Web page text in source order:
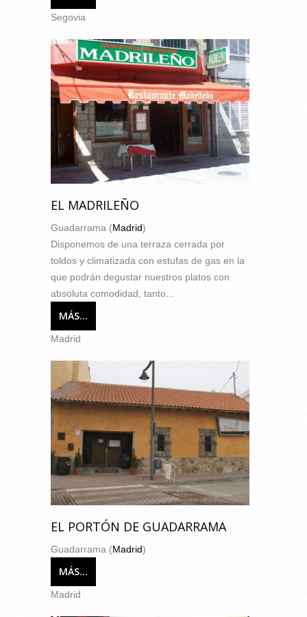
Segovia
EL MADRILEÑO
Guadarrama (Madrid)
Disponemos de una terraza cerrada por
toldos y climatizada con estufas de gas en la
que podrán degustar nuestros platos con
absoluta comodidad, tanto...
MÁS...
Madrid
EL PORTÓN DE GUADARRAMA
Guadarrama (Madrid)
MÁS...
Madrid